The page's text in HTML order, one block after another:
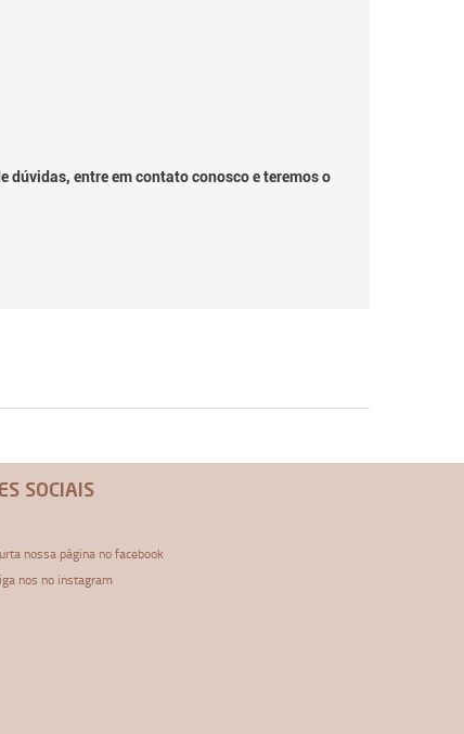
dúvidas, entre em contato conosco e teremos o
SOCIAIS
nossa página no facebook
nos no instagram